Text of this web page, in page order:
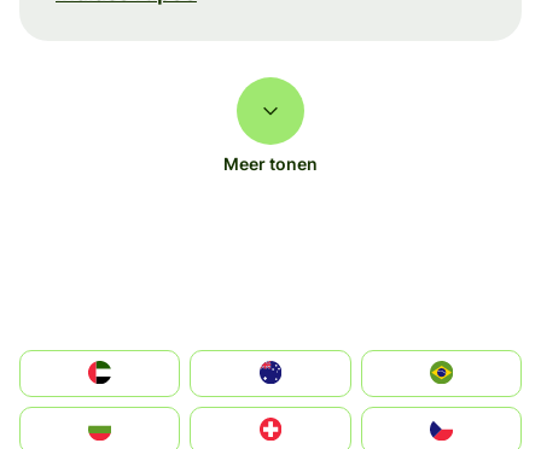
Meer tonen
الإمارات العربية المتحدة
Switzerland